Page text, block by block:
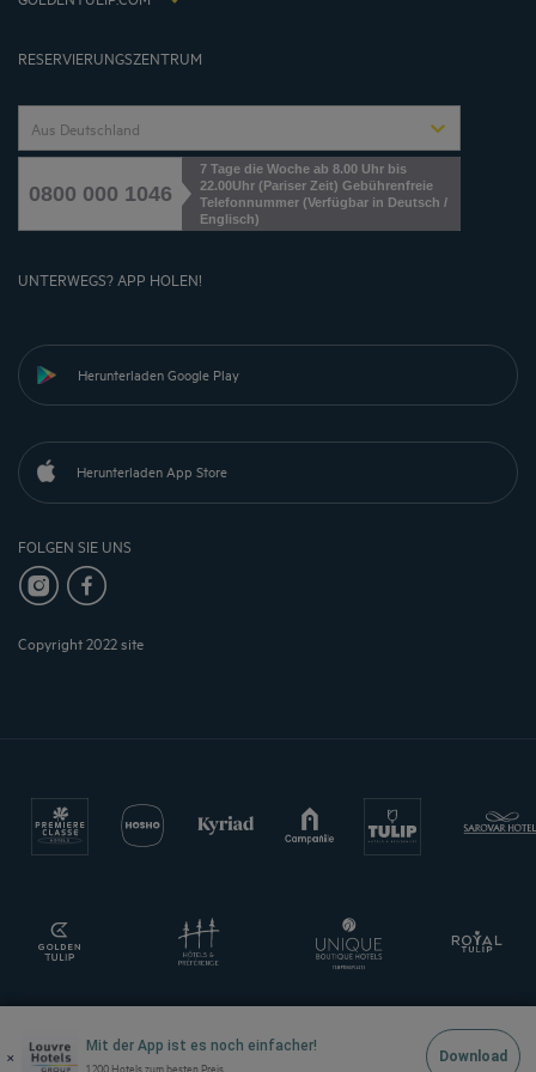
RESERVIERUNGSZENTRUM
Aus Deutschland
0800 000 1046
7 Tage die Woche ab 8.00 Uhr bis
22.00Uhr (Pariser Zeit) Gebührenfreie
Telefonnummer (Verfügbar in Deutsch /
Englisch)
UNTERWEGS? APP HOLEN!
Herunterladen Google Play
Herunterladen App Store
FOLGEN SIE UNS
Copyright 2022 site
× Mit der App ist es noch einfacher!
1.200 Hotels zum besten Preis
Download